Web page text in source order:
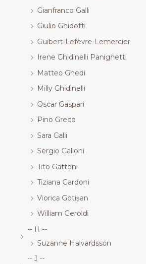
Gianfranco Galli
Giulio Ghidotti
Guibert-Lefèvre-Lemercier
Irene Ghidinelli Panighetti
Matteo Ghedi
Milly Ghidinelli
Oscar Gaspari
Pino Greco
Sara Galli
Sergio Galloni
Tito Gattoni
Tiziana Gardoni
Viorica Gotișan
William Geroldi
-- H --
Suzanne Halvardsson
-- J --